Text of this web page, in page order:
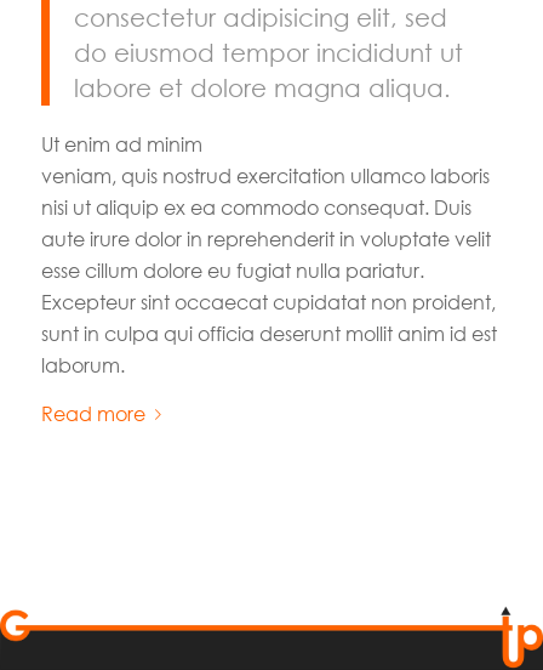
consectetur adipisicing elit, sed
do eiusmod tempor incididunt ut
labore et dolore magna aliqua.
Ut enim ad minim
veniam, quis nostrud exercitation ullamco laboris
nisi ut aliquip ex ea commodo consequat. Duis
aute irure dolor in reprehenderit in voluptate velit
esse cillum dolore eu fugiat nulla pariatur.
Excepteur sint occaecat cupidatat non proident,
sunt in culpa qui officia deserunt mollit anim id est
laborum.
Read more